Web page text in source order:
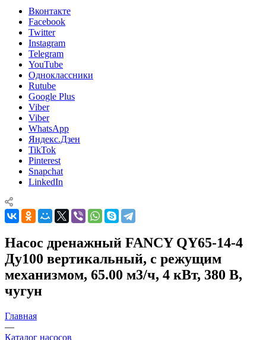
Вконтакте
Facebook
Twitter
Instagram
Telegram
YouTube
Одноклассники
Rutube
Google Plus
Viber
Viber
WhatsApp
Яндекс.Дзен
TikTok
Pinterest
Snapchat
LinkedIn
Насос дренажный FANCY QY65-14-4
Ду100 вертикальный, с режущим
механизмом, 65.00 м3/ч, 4 кВт, 380 В,
чугун
Главная
—
Каталог насосов